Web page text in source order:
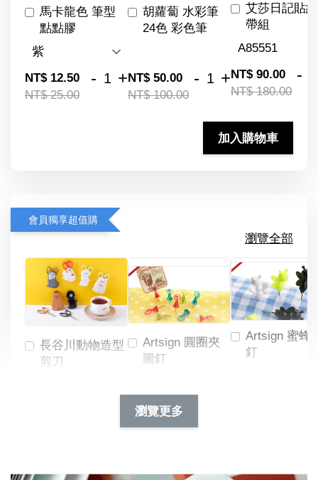
馬卡龍色 筆型
點點膠
NT$ 12.50
NT$ 25.00
- +
胡蘿蔔 水彩筆
24色 彩色筆
NT$ 50.00
NT$ 100.00
- +
艾莎日記貼
帶組
NT$ 90.00
NT$ 180.00
-
加入購物車
會員獨享超值購
瀏覽全部
長谷川動物造型
剪刀
Artsign 圓圈夾
圖釘
NT$ 19.00
NT$ 66.00
Artsign 蜜蜂
釘
加入購物車
瀏覽更多